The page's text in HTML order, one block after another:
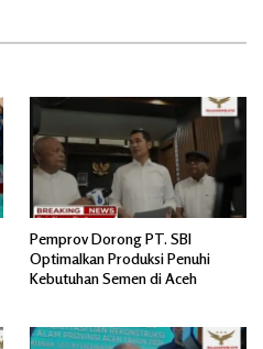
Pemprov Dorong PT. SBI
Optimalkan Produksi Penuhi
Kebutuhan Semen di Aceh